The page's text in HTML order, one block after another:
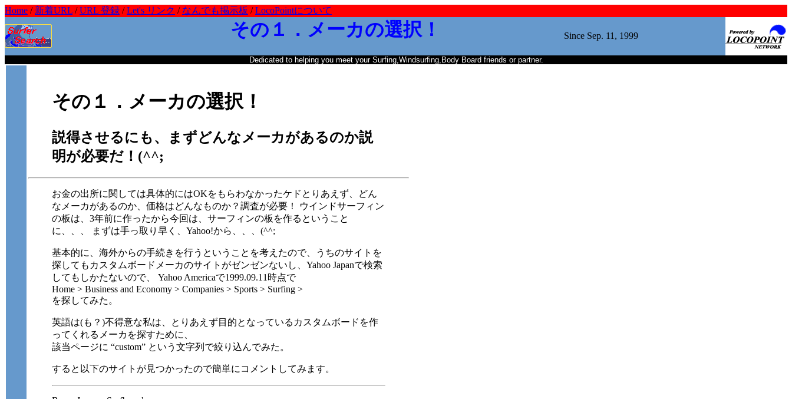
Home / 新着URL /URL 登録 /Let's リンク / なんでも掲示板 /LocoPointについて
その１．メーカの選択！ Since Sep. 11, 1999
Dedicated to helping you meet your Surfing,Windsurfing,Body Board friends or partner.
その１．メーカの選択！
説得させるにも、まずどんなメーカがあるのか説
明が必要だ！(^^;
お金の出所に関しては具体的にはOKをもらわなかったケドとりあえず、どん
なメーカがあるのか、価格はどんなものか？調査が必要！ ウインドサーフィン
の板は、3年前に作ったから今回は、サーフィンの板を作るということ
に、、、 まずは手っ取り早く、Yahoo!から、、、(^^;
基本的に、海外からの手続きを行うということを考えたので、うちのサイトを
探してもカスタムボードメーカのサイトがゼンゼンないし、Yahoo Japanで検索
してもしかたないので、 Yahoo Americaで1999.09.11時点で
Home > Business and Economy > Companies > Sports > Surfing >
を探してみた。
英語は(も？)不得意な私は、とりあえず目的となっているカスタムボードを作
ってくれるメーカを探すために、
該当ページに “custom” という文字列で絞り込んでみた。
すると以下のサイトが見つかったので簡単にコメントしてみます。